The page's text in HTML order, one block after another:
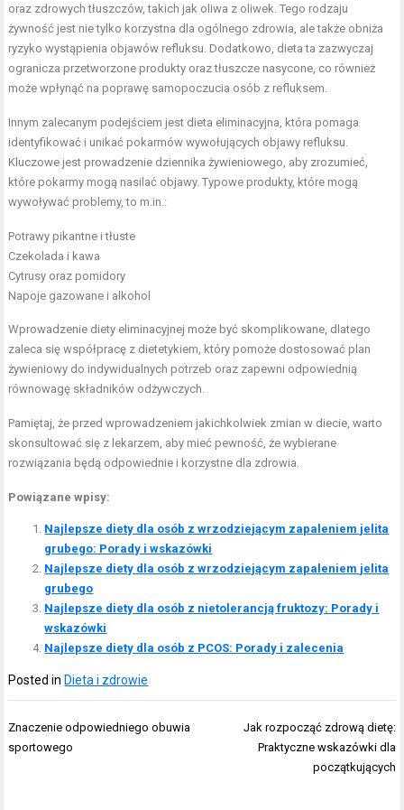
oraz zdrowych tłuszczów, takich jak oliwa z oliwek. Tego rodzaju
żywność jest nie tylko korzystna dla ogólnego zdrowia, ale także obniża
ryzyko wystąpienia objawów refluksu. Dodatkowo, dieta ta zazwyczaj
ogranicza przetworzone produkty oraz tłuszcze nasycone, co również
może wpłynąć na poprawę samopoczucia osób z refluksem.
Innym zalecanym podejściem jest dieta eliminacyjna, która pomaga
identyfikować i unikać pokarmów wywołujących objawy refluksu.
Kluczowe jest prowadzenie dziennika żywieniowego, aby zrozumieć,
które pokarmy mogą nasilać objawy. Typowe produkty, które mogą
wywoływać problemy, to m.in.:
Potrawy pikantne i tłuste
Czekolada i kawa
Cytrusy oraz pomidory
Napoje gazowane i alkohol
Wprowadzenie diety eliminacyjnej może być skomplikowane, dlatego
zaleca się współpracę z dietetykiem, który pomoże dostosować plan
żywieniowy do indywidualnych potrzeb oraz zapewni odpowiednią
równowagę składników odżywczych.
Pamiętaj, że przed wprowadzeniem jakichkolwiek zmian w diecie, warto
skonsultować się z lekarzem, aby mieć pewność, że wybierane
rozwiązania będą odpowiednie i korzystne dla zdrowia.
Powiązane wpisy:
Najlepsze diety dla osób z wrzodziejącym zapaleniem jelita
grubego: Porady i wskazówki
Najlepsze diety dla osób z wrzodziejącym zapaleniem jelita
grubego
Najlepsze diety dla osób z nietolerancją fruktozy: Porady i
wskazówki
Najlepsze diety dla osób z PCOS: Porady i zalecenia
Posted inDieta i zdrowie
Nawigacja
wpisu
Znaczenie odpowiedniego obuwia
sportowego
Jak rozpocząć zdrową dietę:
Praktyczne wskazówki dla
początkujących